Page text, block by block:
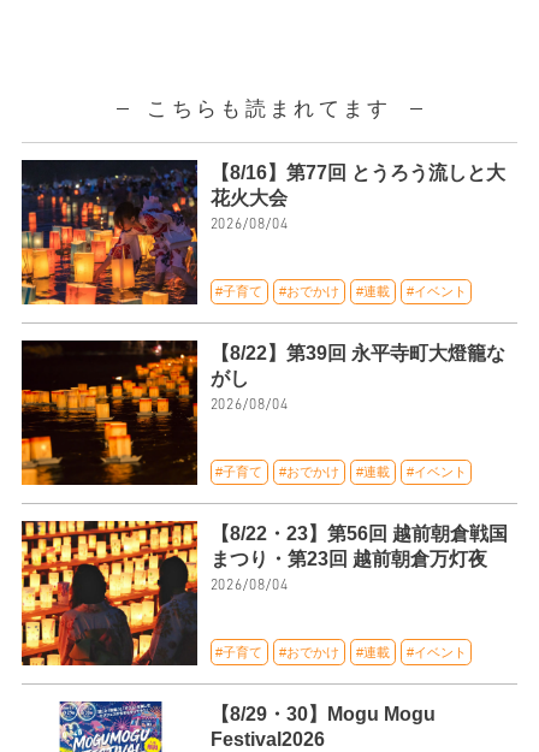
こちらも読まれてます
【8/16】第77回 とうろう流しと大
花火大会
2026/08/04
#子育て #おでかけ #連載 #イベント
【8/22】第39回 永平寺町大燈籠な
がし
2026/08/04
#子育て #おでかけ #連載 #イベント
【8/22・23】第56回 越前朝倉戦国
まつり・第23回 越前朝倉万灯夜
2026/08/04
#子育て #おでかけ #連載 #イベント
【8/29・30】Mogu Mogu
Festival2026